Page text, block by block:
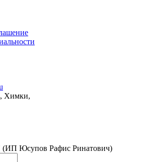
Химки,
(ИП Юсупов Рафис Ринатович)